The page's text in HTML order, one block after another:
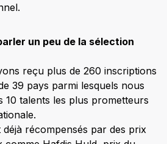
un peu de la sélection
reçu plus de 260 inscriptions
39 pays parmi lesquels nous
10 talents les plus prometteurs
récompensés par des prix